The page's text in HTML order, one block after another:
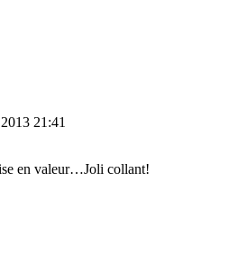
21:41
en valeur…Joli collant!